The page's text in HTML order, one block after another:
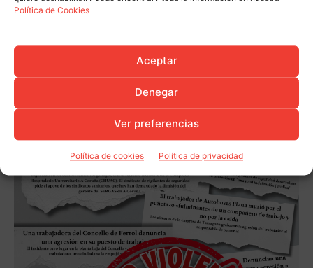
Política de Cookies
Aceptar
Denegar
Ver preferencias
Política de cookies Política de privacidad